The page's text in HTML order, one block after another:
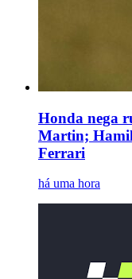
Honda nega
Martin;
Ferrari
há uma hora